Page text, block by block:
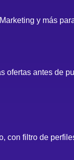
y más
antes de
con filtro de